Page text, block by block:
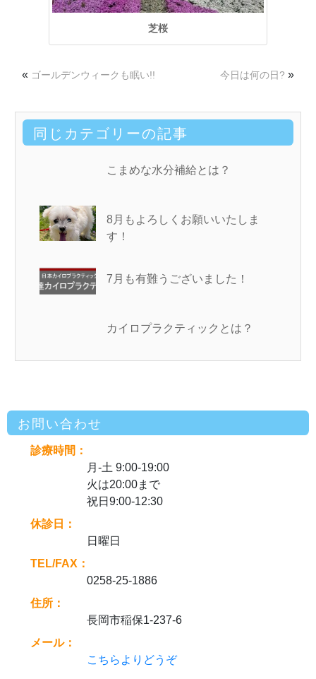
芝桜
« ゴールデンウィークも眠い!! 今日は何の日? »
同じカテゴリーの記事
こまめな水分補給とは？
8月もよろしくお願いいたしま
す！
7月も有難うございました！
カイロプラクティックとは？
お問い合わせ
診療時間：
月-土 9:00-19:00
火は20:00まで
祝日9:00-12:30
休診日：
日曜日
TEL/FAX：
0258-25-1886
住所：
長岡市稲保1-237-6
メール：
こちらよりどうぞ